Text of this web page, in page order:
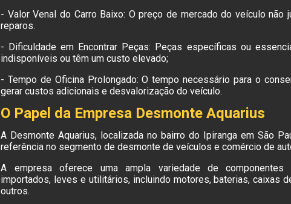
- Valor Venal do Carro Baixo: O preço de mercado do veículo
reparos.
- Dificuldade em Encontrar Peças: Peças específicas ou
indisponíveis ou têm um custo elevado;
- Tempo de Oficina Prolongado: O tempo necessário para o
gerar custos adicionais e desvalorização do veículo.
O Papel da Empresa Desmonte Aquarius
A Desmonte Aquarius, localizada no bairro do Ipiranga em São
referência no segmento de desmonte de veículos e comércio de
A empresa oferece uma ampla variedade de componentes
importados, leves e utilitários, incluindo motores, baterias, caixas
outros.